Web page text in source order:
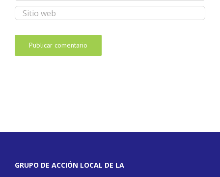
GRUPO DE ACCIÓN LOCAL DE LA